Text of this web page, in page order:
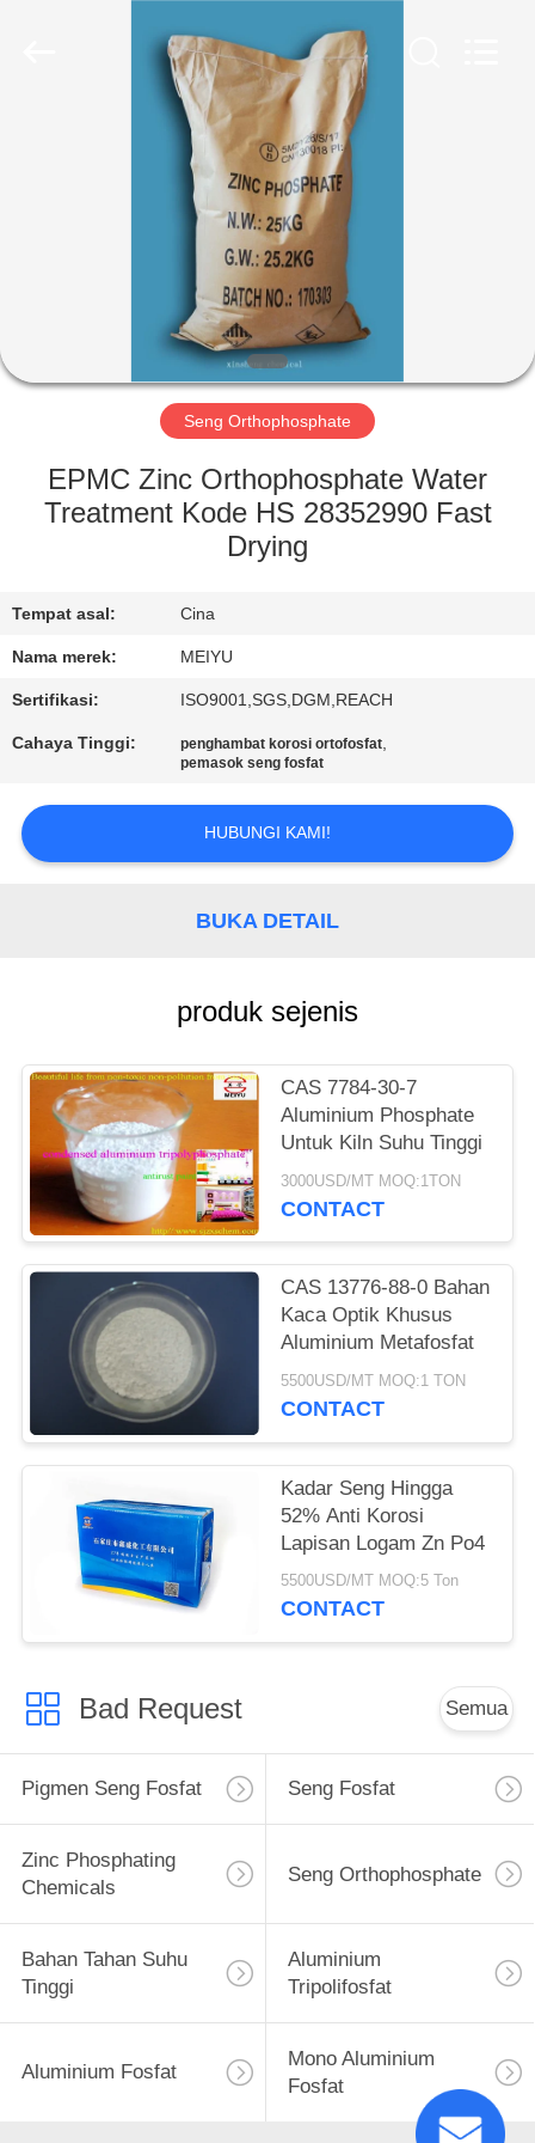
TENTANG
KAMI
TUR
PABRIK
KUALITAS
HUBUNGI
KAMI
MINTA
KUTIPAN
Seng Orthophosphate
EPMC Zinc Orthophosphate Water
Treatment Kode HS 28352990 Fast
Drying
Tempat asal: Cina
Nama merek: MEIYU
Sertifikasi: ISO9001,SGS,DGM,REACH
Cahaya Tinggi: penghambat korosi ortofosfat,
pemasok seng fosfat
HUBUNGI KAMI!
BUKA DETAIL
produk sejenis
CAS 7784-30-7
Aluminium Phosphate
Untuk Kiln Suhu Tinggi
3000USD/MT MOQ:1TON
CONTACT
CAS 13776-88-0 Bahan
Kaca Optik Khusus
Aluminium Metafosfat
5500USD/MT MOQ:1 TON
CONTACT
Kadar Seng Hingga
52% Anti Korosi
Lapisan Logam Zn Po4
5500USD/MT MOQ:5 Ton
CONTACT
Bad Request Semua
Pigmen Seng Fosfat Seng Fosfat
Zinc Phosphating
Chemicals
Seng Orthophosphate
Bahan Tahan Suhu
Tinggi
Aluminium
Tripolifosfat
Aluminium Fosfat
Mono Aluminium
Fosfat